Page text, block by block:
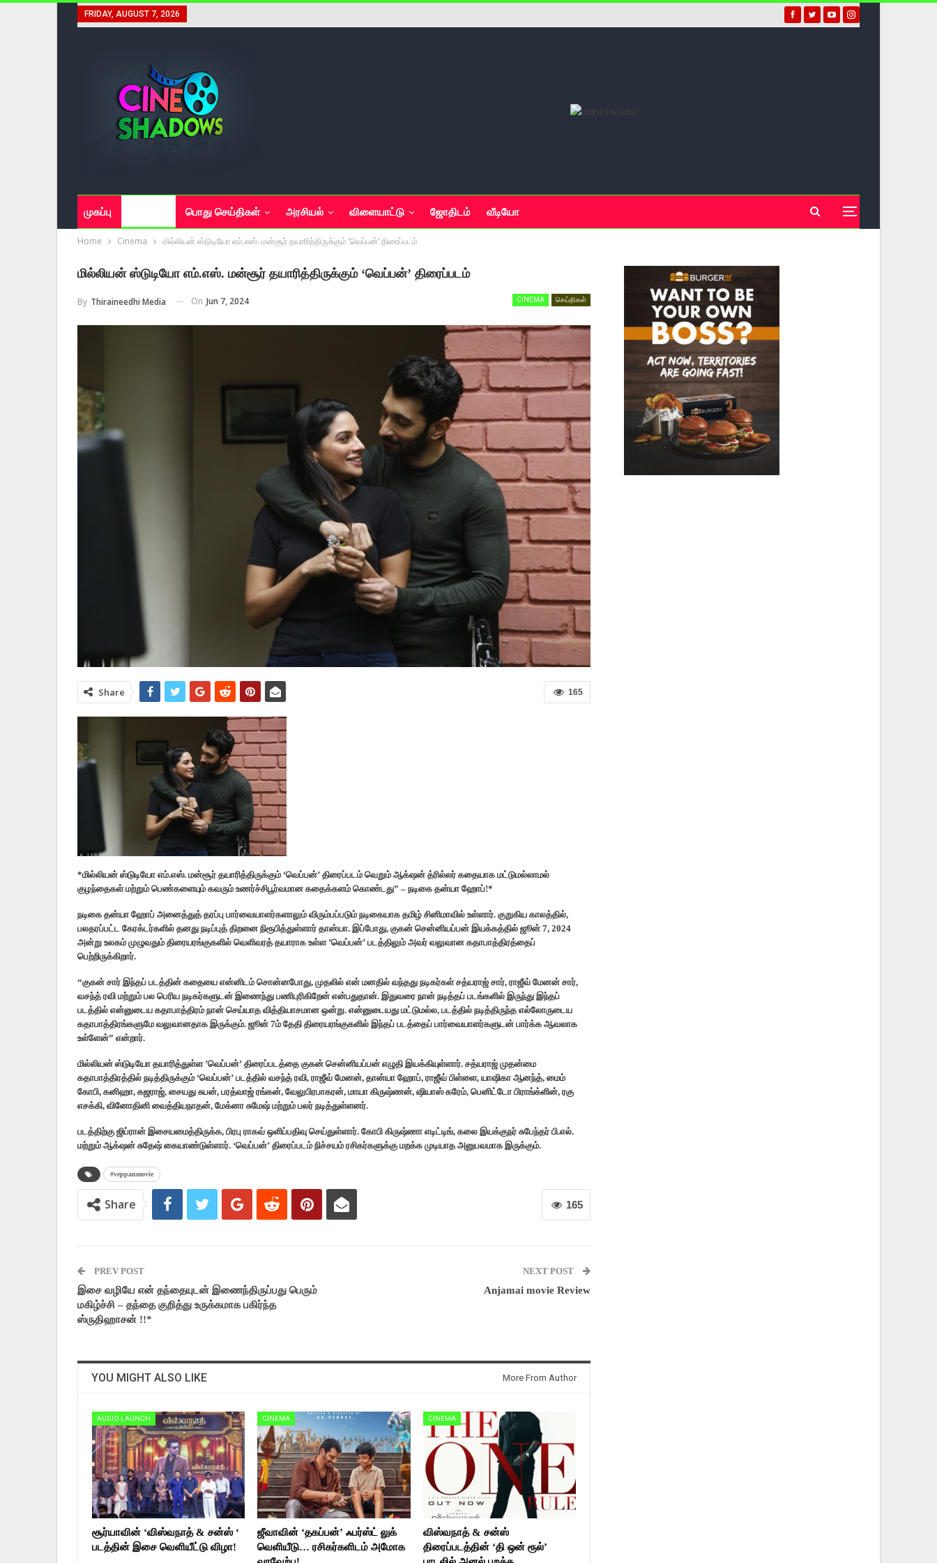
FRIDAY, AUGUST 7, 2026
முகப்பு பொது செய்திகள் அரசியல் விளையாட்டு ஜோதிடம் வீடியோ
Home Cinema மில்லியன் ஸ்டுடியோ எம்.எஸ். மன்சூர் தயாரித்திருக்கும் ‘வெப்பன்’ திரைப்படம்
மில்லியன் ஸ்டுடியோ எம்.எஸ். மன்சூர் தயாரித்திருக்கும் ‘வெப்பன்’ திரைப்படம்
CINEMA செய்திகள்
By Thiraineedhi Media On Jun 7, 2024
165
Share
*மில்லியன் ஸ்டுடியோ எம்.எஸ். மன்சூர் தயாரித்திருக்கும் ‘வெப்பன்’ திரைப்படம் வெறும் ஆக்‌ஷன் த்ரில்லர் கதையாக மட்டுமல்லாமல்
குழந்தைகள் மற்றும் பெண்களையும் கவரும் உணர்ச்சிபூர்வமான கதைக்களம் கொண்டது” – நடிகை தன்யா ஹோப்!*
நடிகை தன்யா ஹோப் அனைத்துத் தரப்பு பார்வையாளர்களாலும் விரும்பப்படும் நடிகையாக தமிழ் சினிமாவில் உள்ளார். குறுகிய காலத்தில்,
பலதரப்பட்ட கேரக்டர்களில் தனது நடிப்புத் திறனை நிரூபித்துள்ளார் தான்யா. இப்போது, குகன் சென்னியப்பன் இயக்கத்தில் ஜூன் 7, 2024
அன்று உலகம் முழுவதும் திரையரங்குகளில் வெளிவரத் தயாராக உள்ள ’வெப்பன்’ படத்திலும் அவர் வலுவான கதாபாத்திரத்தைப்
பெற்றிருக்கிறார்.
“குகன் சார் இந்தப் படத்தின் கதையை என்னிடம் சொன்னபோது, முதலில் என் மனதில் வந்தது நடிகர்கள் சத்யராஜ் சார், ராஜீவ் மேனன் சார்,
வசந்த் ரவி மற்றும் பல பெரிய நடிகர்களுடன் இணைந்து பணிபுரிகிறேன் என்பதுதான். இதுவரை நான் நடித்தப் படங்களில் இருந்து இந்தப்
படத்தில் என்னுடைய கதாபாத்திரம் நான் செய்யாத வித்தியாசமான ஒன்று. என்னுடையது மட்டுமல்ல, படத்தில் நடித்திருந்த எல்லோருடைய
கதாபாத்திரங்களுமே வலுவானதாக இருக்கும். ஜூன் 7ம் தேதி திரையரங்குகளில் இந்தப் படத்தைப் பார்வையாளர்களுடன் பார்க்க ஆவலாக
உள்ளேன்” என்றார்.
மில்லியன் ஸ்டுடியோ தயாரித்துள்ள ’வெப்பன்’ திரைப்படத்தை குகன் சென்னியப்பன் எழுதி இயக்கியுள்ளார். சத்யராஜ் முதன்மை
கதாபாத்திரத்தில் நடித்திருக்கும் ‘வெப்பன்’ படத்தில் வசந்த் ரவி, ராஜீவ் மேனன், தான்யா ஹோப், ராஜீவ் பிள்ளை, யாஷிகா ஆனந்த், மைம்
கோபி, கனிஹா, கஜராஜ், சையது சுபன், பரத்வாஜ் ரங்கன், வேலுபிரபாகரன், மாயா கிருஷ்ணன், ஷியாஸ் கரேம், பெனிட்டோ பிராங்க்ளின், ரகு
எசக்கி, வினோதினி வைத்தியநாதன், மேக்னா சுமேஷ் மற்றும் பலர் நடித்துள்ளனர்.
படத்திற்கு ஜிப்ரான் இசையமைத்திருக்க, பிரபு ராகவ் ஒளிப்பதிவு செய்துள்ளார். கோபி கிருஷ்ணா எடிட்டிங், கலை இயக்குநர் சுபேந்தர் பி.எல்.
மற்றும் ஆக்‌ஷன் சுதேஷ் கையாண்டுள்ளார். ‘வெப்பன்’ திரைப்படம் நிச்சயம் ரசிகர்களுக்கு மறக்க முடியாத அனுபவமாக இருக்கும்.
#veppanmovie
165
Share
PREV POST
இசை வழியே என் தந்தையுடன் இணைந்திருப்பது பெரும்
மகிழ்ச்சி – தந்தை குறித்து உருக்கமாக பகிர்ந்த
ஸ்ருதிஹாசன் !!*
NEXT POST
Anjamai movie Review
YOU MIGHT ALSO LIKE More From Author
AUDIO LAUNCH
சூர்யாவின் ‘விஸ்வநாத் & சன்ஸ் ‘
படத்தின் இசை வெளியீட்டு விழா!
CINEMA
ஜீவாவின் ‘தகப்பன்’ ஃபர்ஸ்ட் லுக்
வெளியீடு… ரசிகர்களிடம் அமோக
CINEMA
விஸ்வநாத் & சன்ஸ்
திரைப்படத்தின் ‘தி ஒன் ரூல்’